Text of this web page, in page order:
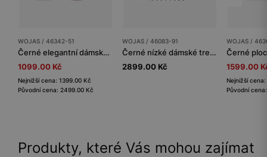
WOJAS / 46342-51
Černé elegantní dámské oxfordky z perforované kůže
1099.00 Kč
Nejnižší cena: 1399.00 Kč
Původní cena: 2499.00 Kč
WOJAS / 46083-91
Černé nízké dámské trekkingové polobotky
2899.00 Kč
WOJAS /
1599.00
Nejnižší
Původní
Produkty, které Vás mohou zajímat